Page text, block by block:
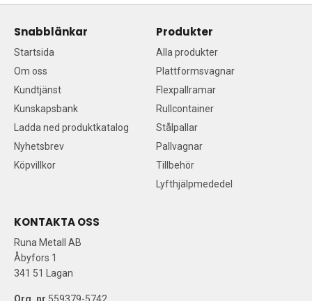
Snabblänkar
Startsida
Om oss
Kundtjänst
Kunskapsbank
Ladda ned produktkatalog
Nyhetsbrev
Köpvillkor
Produkter
Alla produkter
Plattformsvagnar
Flexpallramar
Rullcontainer
Stålpallar
Pallvagnar
Tillbehör
Lyfthjälpmededel
KONTAKTA OSS
Runa Metall AB
Åbyfors 1
341 51 Lagan